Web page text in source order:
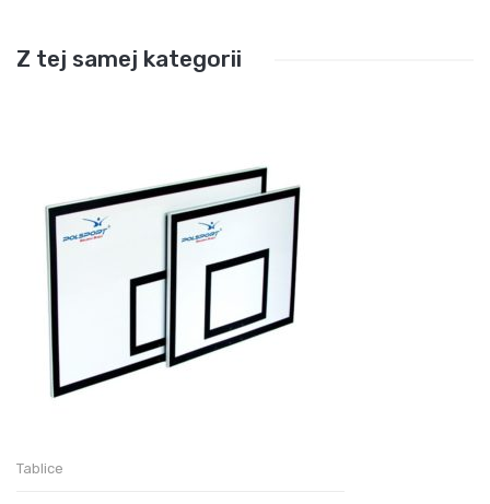
Z tej samej kategorii
Tablice